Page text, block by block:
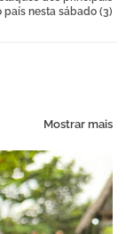
país nesta sábado (3)
Mostrar mais